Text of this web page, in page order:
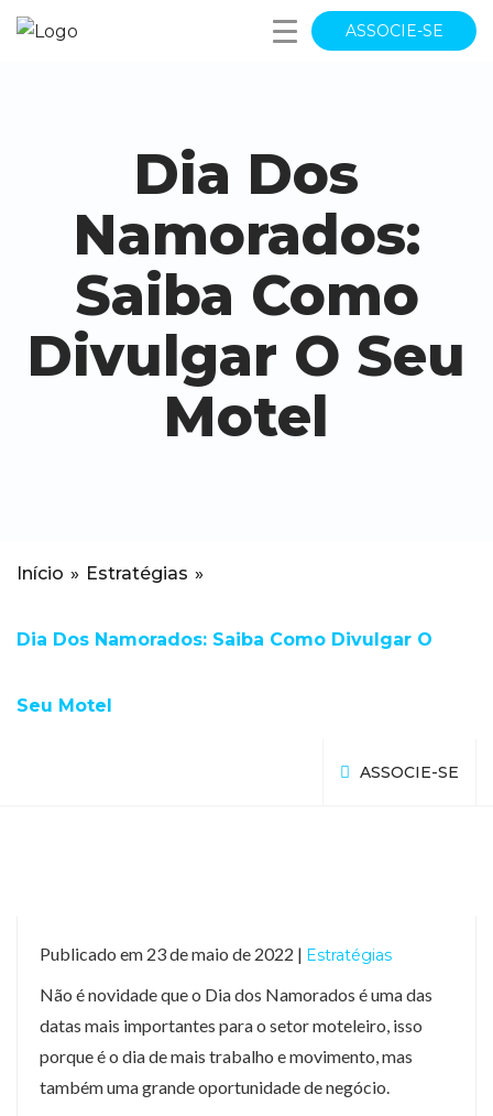
ASSOCIE-SE
Dia Dos
Namorados:
Saiba Como
Divulgar O Seu
Motel
Início » Estratégias »
Dia Dos Namorados: Saiba Como Divulgar O
Seu Motel
ASSOCIE-SE
Publicado em 23 de maio de 2022 | Estratégias
Não é novidade que o Dia dos Namorados é uma das
datas mais importantes para o setor moteleiro, isso
porque é o dia de mais trabalho e movimento, mas
também uma grande oportunidade de negócio.